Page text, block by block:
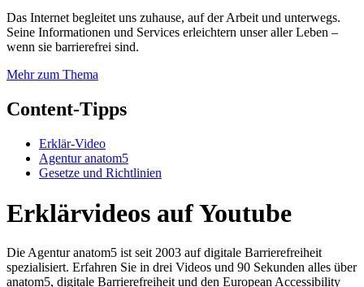
Das Internet begleitet uns zuhause, auf der Arbeit und unterwegs.
Seine Informationen und Services erleichtern unser aller Leben –
wenn sie barrierefrei sind.
Mehr zum Thema
Content-Tipps
Erklär-Video
Agentur anatom5
Gesetze und Richtlinien
Erklärvideos auf Youtube
Die Agentur anatom5 ist seit 2003 auf digitale Barrierefreiheit
spezialisiert. Erfahren Sie in drei Videos und 90 Sekunden alles über
anatom5, digitale Barrierefreiheit und den European Accessibility